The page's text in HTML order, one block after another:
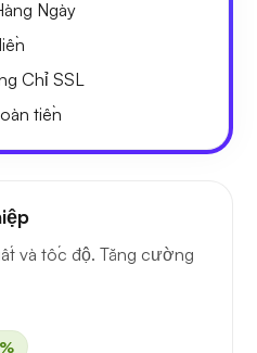
Ngày
Chỉ SSL
tiền
và tốc độ. Tăng cường